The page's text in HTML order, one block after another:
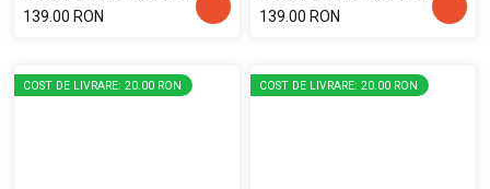
139.00 RON
139.00 RON
COST DE LIVRARE: 20.00 RON COST DE LIVRARE: 20.00 RON